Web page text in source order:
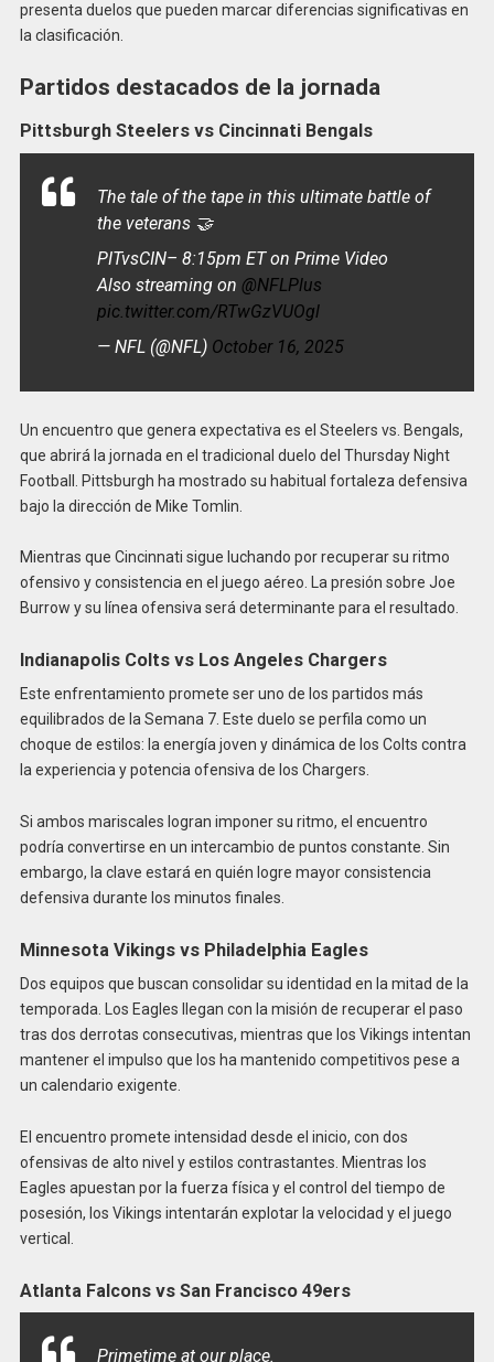
presenta duelos que pueden marcar diferencias significativas en
la clasificación.
Partidos destacados de la jornada
Pittsburgh Steelers vs Cincinnati Bengals
The tale of the tape in this ultimate battle of
the veterans 🤝
PITvsCIN– 8:15pm ET on Prime Video
Also streaming on @NFLPlus
pic.twitter.com/RTwGzVUOgl
— NFL (@NFL) October 16, 2025
Un encuentro que genera expectativa es el Steelers vs. Bengals,
que abrirá la jornada en el tradicional duelo del Thursday Night
Football. Pittsburgh ha mostrado su habitual fortaleza defensiva
bajo la dirección de Mike Tomlin.
Mientras que Cincinnati sigue luchando por recuperar su ritmo
ofensivo y consistencia en el juego aéreo. La presión sobre Joe
Burrow y su línea ofensiva será determinante para el resultado.
Indianapolis Colts vs Los Angeles Chargers
Este enfrentamiento promete ser uno de los partidos más
equilibrados de la Semana 7. Este duelo se perfila como un
choque de estilos: la energía joven y dinámica de los Colts contra
la experiencia y potencia ofensiva de los Chargers.
Si ambos mariscales logran imponer su ritmo, el encuentro
podría convertirse en un intercambio de puntos constante. Sin
embargo, la clave estará en quién logre mayor consistencia
defensiva durante los minutos finales.
Minnesota Vikings vs Philadelphia Eagles
Dos equipos que buscan consolidar su identidad en la mitad de la
temporada. Los Eagles llegan con la misión de recuperar el paso
tras dos derrotas consecutivas, mientras que los Vikings intentan
mantener el impulso que los ha mantenido competitivos pese a
un calendario exigente.
El encuentro promete intensidad desde el inicio, con dos
ofensivas de alto nivel y estilos contrastantes. Mientras los
Eagles apuestan por la fuerza física y el control del tiempo de
posesión, los Vikings intentarán explotar la velocidad y el juego
vertical.
Atlanta Falcons vs San Francisco 49ers
Primetime at our place.